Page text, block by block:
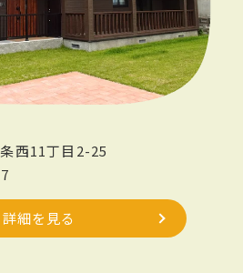
西11丁目2-25
詳細を見る